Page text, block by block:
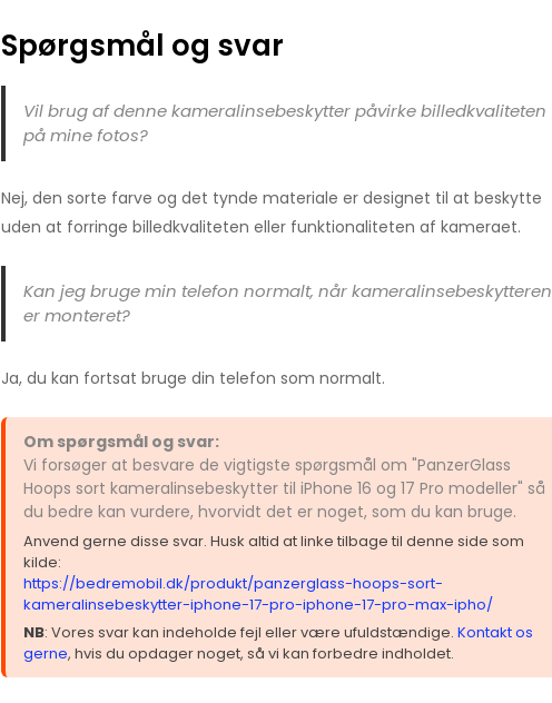
Spørgsmål og svar
Vil brug af denne kameralinsebeskytter påvirke billedkvaliteten
på mine fotos?
Nej, den sorte farve og det tynde materiale er designet til at beskytte
uden at forringe billedkvaliteten eller funktionaliteten af kameraet.
Kan jeg bruge min telefon normalt, når kameralinsebeskytteren
er monteret?
Ja, du kan fortsat bruge din telefon som normalt.
Om spørgsmål og svar:
Vi forsøger at besvare de vigtigste spørgsmål om "PanzerGlass
Hoops sort kameralinsebeskytter til iPhone 16 og 17 Pro modeller" så
du bedre kan vurdere, hvorvidt det er noget, som du kan bruge.
Anvend gerne disse svar. Husk altid at linke tilbage til denne side som
kilde:
https://bedremobil.dk/produkt/panzerglass-hoops-sort-
kameralinsebeskytter-iphone-17-pro-iphone-17-pro-max-ipho/
NB: Vores svar kan indeholde fejl eller være ufuldstændige. Kontakt os
gerne, hvis du opdager noget, så vi kan forbedre indholdet.